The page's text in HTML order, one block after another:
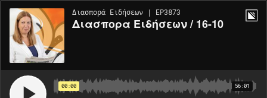
Διασπορά Ειδήσεων | EP3873
Διασπορα Ειδήσεων / 16-10
00:00 56:01